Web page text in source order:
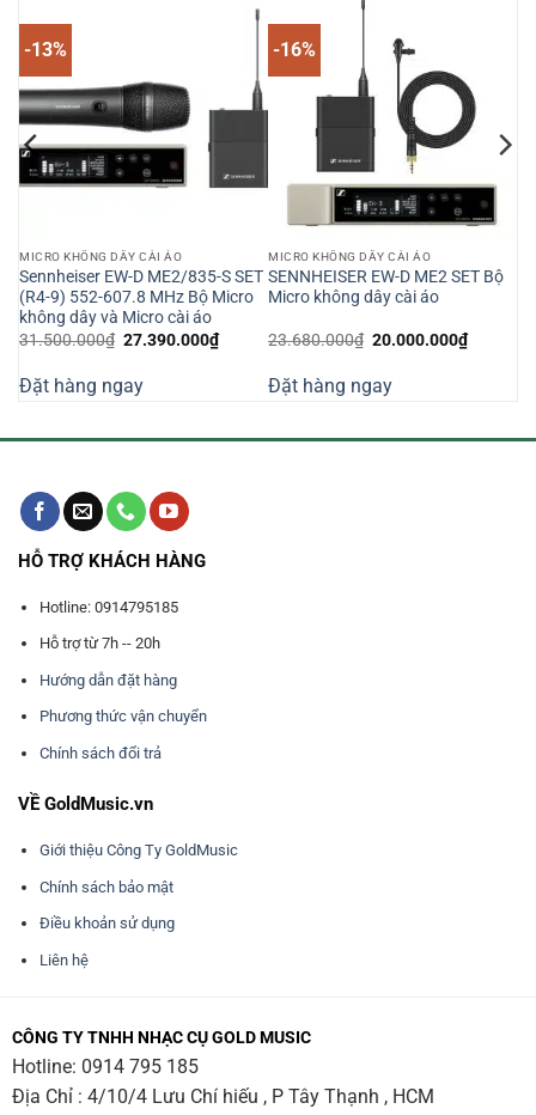
-13%
MICRO KHÔNG DÂY CÀI ÁO
Sennheiser EW-D ME2/835-S SET
(R4-9) 552-607.8 MHz Bộ Micro
không dây và Micro cài áo
31.500.000₫ Giá
31.500.000₫.
27.390.000₫Giá
hiện
27.390.000₫.
Đặt hàng ngay
-16%
MICRO KHÔNG DÂY CÀI ÁO
SENNHEISER EW-D ME2 SET Bộ
Micro không dây cài áo
23.680.000₫ Giá
23.680.000₫.
20.000.000₫Giá
hiện
Đặt hàng ngay
HỖ TRỢ KHÁCH HÀNG
Hotline: 0914795185
Hỗ trợ từ 7h -- 20h
Hướng dẫn đặt hàng
Phương thức vận chuyển
Chính sách đổi trả
VỀ GoldMusic.vn
Giới thiệu Công Ty GoldMusic
Chính sách bảo mật
Điều khoản sử dụng
Liên hệ
CÔNG TY TNHH NHẠC CỤ GOLD MUSIC
Hotline: 0914 795 185
Địa Chỉ : 4/10/4 Lưu Chí hiếu , P Tây Thạnh , HCM